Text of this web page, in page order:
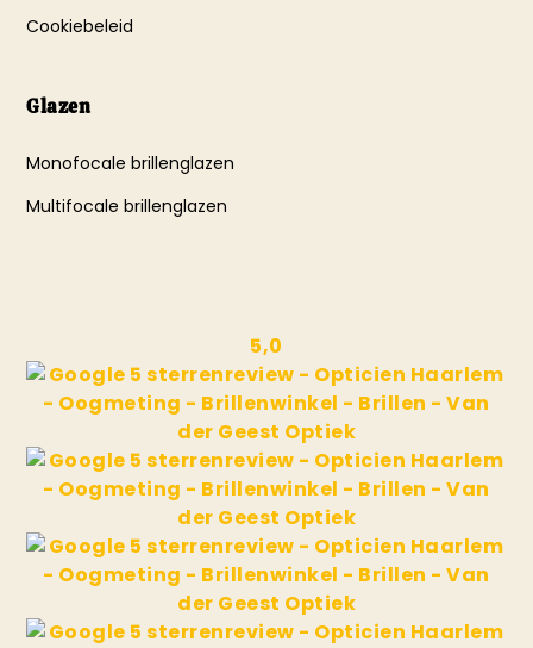
Cookiebeleid
Glazen
Monofocale brillenglazen
Multifocale brillenglazen
5,0